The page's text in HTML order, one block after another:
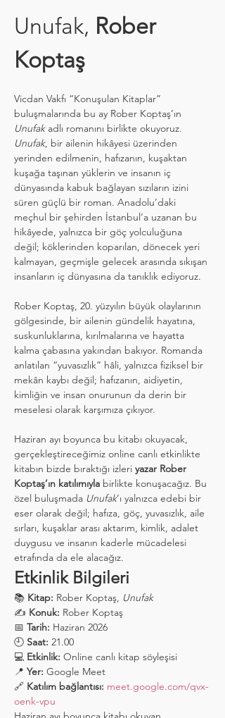
Unufak, Rober
Koptaş
Vicdan Vakfı “Konuşulan Kitaplar”
buluşmalarında bu ay Rober Koptaş’ın
Unufak adlı romanını birlikte okuyoruz.
Unufak, bir ailenin hikâyesi üzerinden
yerinden edilmenin, hafızanın, kuşaktan
kuşağa taşınan yüklerin ve insanın iç
dünyasında kabuk bağlayan sızıların izini
süren güçlü bir roman. Anadolu’daki
meçhul bir şehirden İstanbul’a uzanan bu
hikâyede, yalnızca bir göç yolculuğuna
değil; köklerinden koparılan, dönecek yeri
kalmayan, geçmişle gelecek arasında sıkışan
insanların iç dünyasına da tanıklık ediyoruz.
Rober Koptaş, 20. yüzyılın büyük olaylarının
gölgesinde, bir ailenin gündelik hayatına,
suskunluklarına, kırılmalarına ve hayatta
kalma çabasına yakından bakıyor. Romanda
anlatılan “yuvasızlık” hâli, yalnızca fiziksel bir
mekân kaybı değil; hafızanın, aidiyetin,
kimliğin ve insan onurunun da derin bir
meselesi olarak karşımıza çıkıyor.
Haziran ayı boyunca bu kitabı okuyacak,
gerçekleştireceğimiz online canlı etkinlikte
kitabın bizde bıraktığı izleri yazar Rober
Koptaş’ın katılımıyla birlikte konuşacağız. Bu
özel buluşmada Unufak’ı yalnızca edebi bir
eser olarak değil; hafıza, göç, yuvasızlık, aile
sırları, kuşaklar arası aktarım, kimlik, adalet
duygusu ve insanın kaderle mücadelesi
etrafında da ele alacağız.
Etkinlik Bilgileri
📚 Kitap: Rober Koptaş, Unufak
✍️ Konuk: Rober Koptaş
📅 Tarih: Haziran 2026
🕘 Saat: 21.00
💻 Etkinlik: Online canlı kitap söyleşisi
📍 Yer: Google Meet
🔗 Katılım bağlantısı: meet.google.com/qvx-
oenk-vpu